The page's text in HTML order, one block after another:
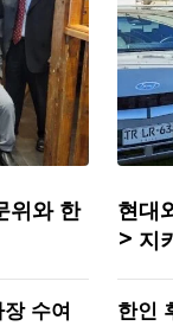
위와 한
수여
현대
> 지
한인